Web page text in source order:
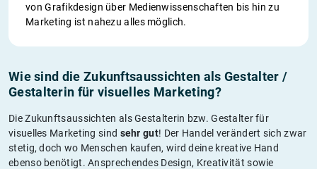
von Grafikdesign über Medienwissenschaften bis hin zu
Marketing ist nahezu alles möglich.
Wie sind die Zukunftsaussichten als Gestalter /
Gestalterin für visuelles Marketing?
Die Zukunftsaussichten als Gestalterin bzw. Gestalter für
visuelles Marketing sind sehr gut! Der Handel verändert sich zwar
stetig, doch wo Menschen kaufen, wird deine kreative Hand
ebenso benötigt. Ansprechendes Design, Kreativität sowie